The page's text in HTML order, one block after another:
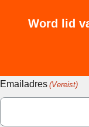
Word lid
Emailadres (Vereist)